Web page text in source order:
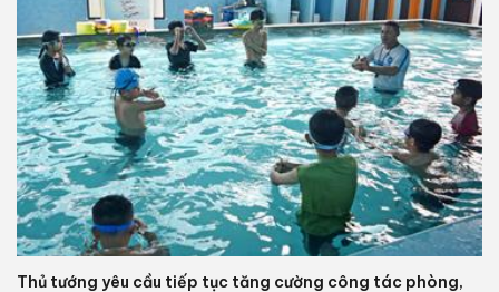
Thủ tướng yêu cầu tiếp tục tăng cường công tác phòng,